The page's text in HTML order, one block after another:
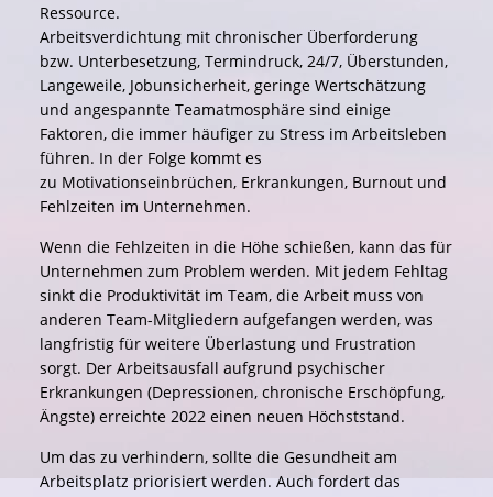
Ressource.
Arbeitsverdichtung mit chronischer Überforderung
bzw. Unterbesetzung, Termindruck, 24/7, Überstunden,
Langeweile, Jobunsicherheit, geringe Wertschätzung
und angespannte Teamatmosphäre sind einige
Faktoren, die immer häufiger zu Stress im Arbeitsleben
führen. In der Folge kommt es
zu Motivationseinbrüchen, Erkrankungen, Burnout und
Fehlzeiten im Unternehmen.
Wenn die Fehlzeiten in die Höhe schießen, kann das für
Unternehmen zum Problem werden. Mit jedem Fehltag
sinkt die Produktivität im Team, die Arbeit muss von
anderen Team-Mitgliedern aufgefangen werden, was
langfristig für weitere Überlastung und Frustration
sorgt. Der Arbeitsausfall aufgrund psychischer
Erkrankungen (Depressionen, chronische Erschöpfung,
Ängste) erreichte 2022 einen neuen Höchststand.
Um das zu verhindern, sollte die Gesundheit am
Arbeitsplatz priorisiert werden. Auch fordert das